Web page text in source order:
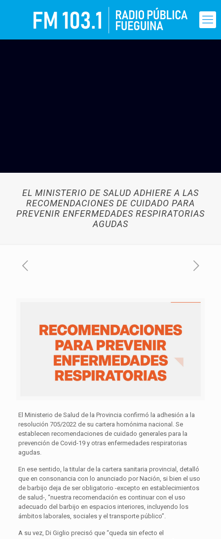
EL MINISTERIO DE SALUD ADHIERE A LAS
RECOMENDACIONES DE CUIDADO PARA
PREVENIR ENFERMEDADES RESPIRATORIAS
AGUDAS
El Ministerio de Salud de la Provincia confirmó la adhesión a la
resolución 705/2022 de su cartera homónima nacional. Se
establecen recomendaciones de cuidado generales para la
prevención de Covid-19 y otras enfermedades respiratorias
agudas.
En ese sentido, la titular de la cartera sanitaria provincial, detalló
que en consonancia con lo anunciado por Nación, si bien el uso
de barbijo deja de ser obligatorio -excepto en establecimientos
de salud-, “nuestra recomendación es continuar con el uso
adecuado del barbijo en espacios interiores, incluyendo los
ámbitos laborales, sociales y el transporte público”.
A su vez, Di Giglio precisó que “queda sin efecto el